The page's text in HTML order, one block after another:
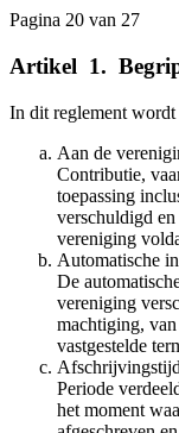
Pagina 20 van 27
Artikel 1.
In dit reglement wordt
Aan de
Contributie,
toepassing
verschuldigd
vereniging
Automatische
De
vereniging
machtiging,
vastgestelde
Periode
het moment